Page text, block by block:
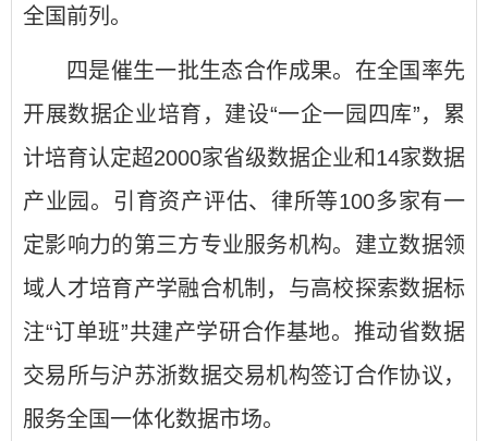
全国前列。
四是催生一批生态合作成果。在全国率先
开展数据企业培育，建设“一企一园四库”，累
计培育认定超2000家省级数据企业和14家数据
产业园。引育资产评估、律所等100多家有一
定影响力的第三方专业服务机构。建立数据领
域人才培育产学融合机制，与高校探索数据标
注“订单班”共建产学研合作基地。推动省数据
交易所与沪苏浙数据交易机构签订合作协议，
服务全国一体化数据市场。